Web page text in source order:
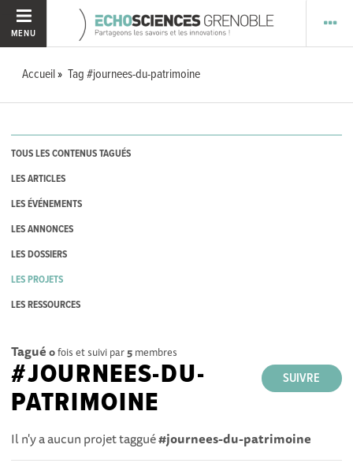
MENU
Accueil Tag #journees-du-patrimoine
TOUS LES CONTENUS TAGUÉS
LES ARTICLES
LES ÉVÉNEMENTS
LES ANNONCES
LES DOSSIERS
LES PROJETS
LES RESSOURCES
Tagué 0fois et suivi par 5 membres
SUIVRE
#JOURNEES-DU-
PATRIMOINE
Il n'y a aucun projet taggué#journees-du-patrimoine